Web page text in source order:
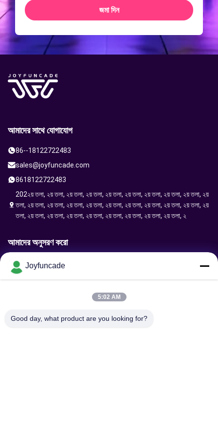
জমা দিন
আমাদের সাথে যোগাযোগ
86--18122722483
sales@joyfuncade.com
8618122722483
202২য় তলা, ২য় তলা, ২য় তলা, ২য় তলা, ২য় তলা, ২য় তলা, ২য় তলা, ২য় তলা, ২য় তলা, ২য়
তলা, ২য় তলা, ২য় তলা, ২য় তলা, ২য় তলা, ২য় তলা, ২য় তলা, ২য় তলা, ২য় তলা, ২য় তলা, ২য়
তলা, ২য় তলা, ২য় তলা, ২য় তলা, ২য় তলা, ২য় তলা, ২য় তলা, ২য় তলা, ২য় তলা, ২
আমাদের অনুসরণ করো
Joyfuncade
5:02 AM
Good day, what product are you looking for?